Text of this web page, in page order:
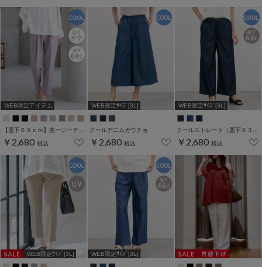
WEB限定アイテム
【股下６９ｃｍ】美ージーテーパード(股下60/63/66/69cm展開)
￥2,680 税込
WEB限定ｻｲｽﾞ[3L]
クールデニムガウチョ
￥2,680 税込
WEB限定ｻｲｽﾞ[3L]
クールストレート（股下６３ｃｍ）
￥2,680 税込
WEB限定ｻｲｽﾞ[3L] WEB限定ｻｲｽﾞ[3L]